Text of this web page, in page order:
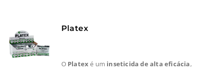
Platex
O Platex é um inseticida de alta eficácia,